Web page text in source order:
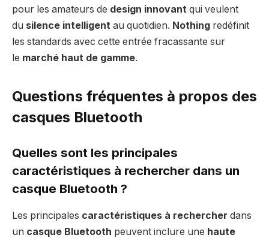
pour les amateurs de design innovant qui veulent
du silence intelligent au quotidien. Nothing redéfinit
les standards avec cette entrée fracassante sur
le marché haut de gamme.
Questions fréquentes à propos des
casques Bluetooth
Quelles sont les principales
caractéristiques à rechercher dans un
casque Bluetooth ?
Les principales caractéristiques à rechercher dans
un casque Bluetooth peuvent inclure une haute